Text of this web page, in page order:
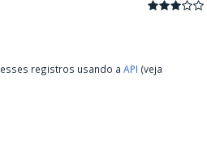
registros usando a API (veja